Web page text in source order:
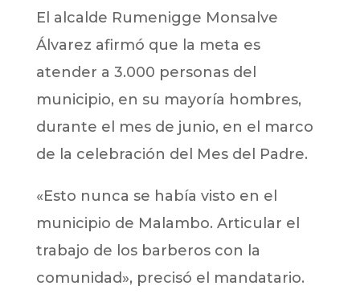
El alcalde Rumenigge Monsalve
Álvarez afirmó que la meta es
atender a 3.000 personas del
municipio, en su mayoría hombres,
durante el mes de junio, en el marco
de la celebración del Mes del Padre.
«Esto nunca se había visto en el
municipio de Malambo. Articular el
trabajo de los barberos con la
comunidad», precisó el mandatario.